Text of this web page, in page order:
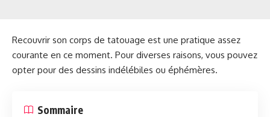
Recouvrir son corps de tatouage est une pratique assez
courante en ce moment. Pour diverses raisons, vous pouvez
opter pour des dessins indélébiles ou éphémères.
Sommaire